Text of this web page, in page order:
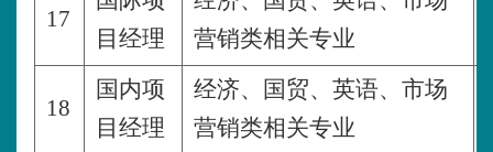
17
目经理
营销类相关专业
18
国内项
目经理
经济、国贸、英语、市场
营销类相关专业